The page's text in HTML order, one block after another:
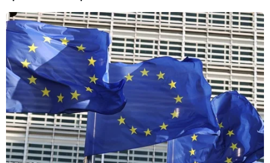
06/08/2026 11:16
Thủ tướng hội kiến Chủ tịch
Quốc hội kiêm Chủ tịch Hạ viện Thái
Lan
06/08/2026 10:42
Chiêm ngưỡng vẻ đẹp kỳ vĩ
trên cung đường ven biển Khánh